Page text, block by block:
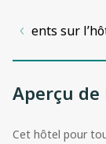
sur
Aperçu
Cet hôtel pour